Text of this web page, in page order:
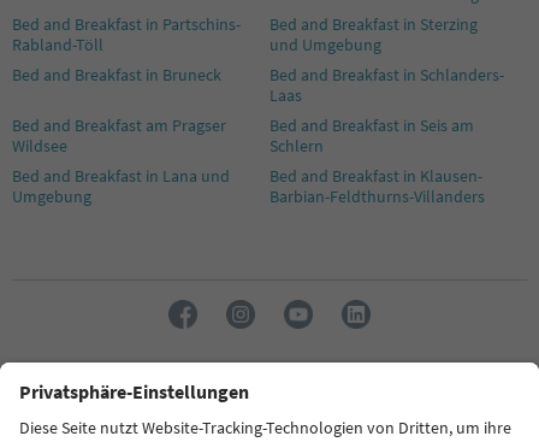
Bed and Breakfast in Partschins-
Rabland-Töll
Bed and Breakfast in Sterzing
und Umgebung
Bed and Breakfast in Bruneck
Bed and Breakfast in Schlanders-
Laas
Bed and Breakfast am Pragser
Wildsee
Bed and Breakfast in Seis am
Schlern
Bed and Breakfast in Lana und
Umgebung
Bed and Breakfast in Klausen-
Barbian-Feldthurns-Villanders
Sprache: Deutsch